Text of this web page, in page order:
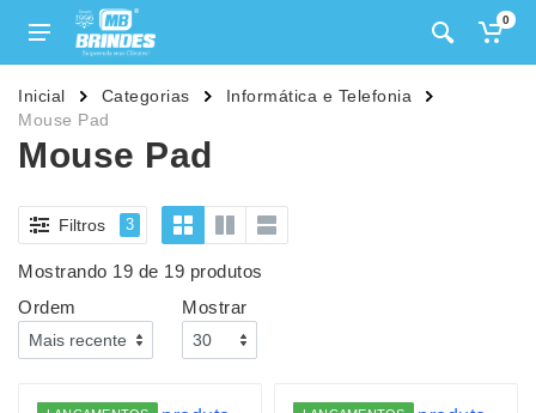
0
Inicial Categorias
Informática e Telefonia
Mouse Pad
Mouse Pad
Filtros 3
Mostrando 19 de 19 produtos
Ordem
Mostrar